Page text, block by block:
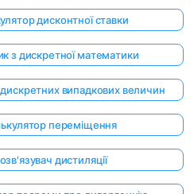
дисконтної ставки
з дискретної математики
випадкових величин
переміщення
дистиляції